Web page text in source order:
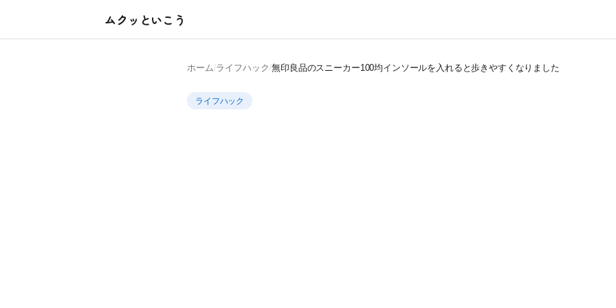
ムクッといこう
ホーム/ライフハック/無印良品のスニーカー100均インソールを入れると歩きやすくなりました
ライフハック